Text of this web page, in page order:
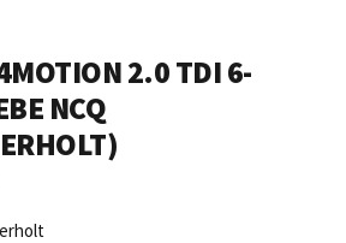
2.0 TDI 6-
NCQ